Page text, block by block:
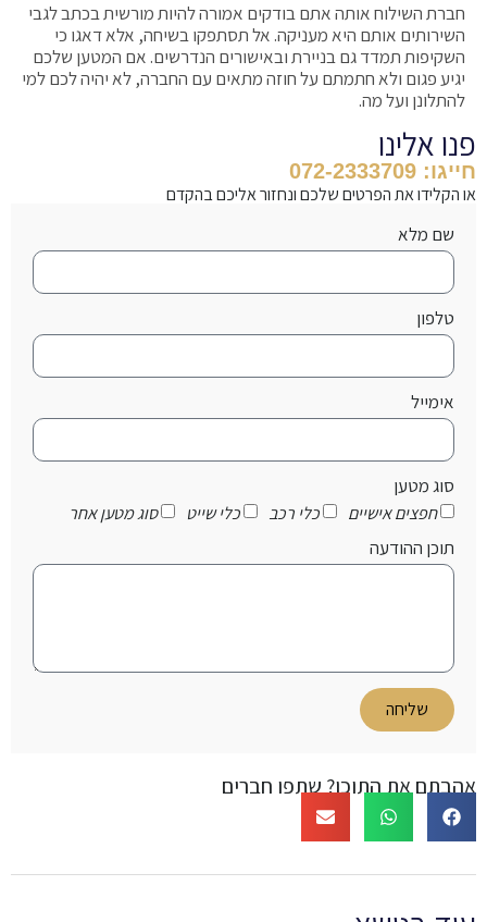
חברת השילוח אותה אתם בודקים אמורה להיות מורשית בכתב לגבי
השירותים אותם היא מעניקה. אל תסתפקו בשיחה, אלא דאגו כי
השקיפות תמדד גם בניירת ובאישורים הנדרשים. אם המטען שלכם
יגיע פגום ולא חתמתם על חוזה מתאים עם החברה, לא יהיה לכם למי
להתלונן ועל מה.
פנו אלינו
חייגו: 072-2333709
או הקלידו את הפרטים שלכם ונחזור אליכם בהקדם
שם מלא
טלפון
אימייל
סוג מטען
חפצים אישיים כלי רכב כלי שייט סוג מטען אחר
תוכן ההודעה
שליחה
אהבתם את התוכן? שתפו חברים